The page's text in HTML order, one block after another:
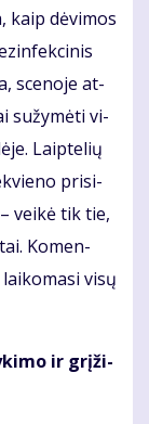
kaip dė­vi­mos
sce­no­je at­
su­žy­mė­ti vi­
Laip­te­lių
pri­si­
vei­kė tik tie,
Ko­men­
vi­sų
ir grį­ži­